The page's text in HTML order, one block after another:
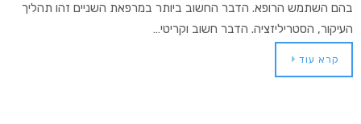
בהם השתמש הרופא. הדבר החשוב ביותר במרפאת השניים זהו תהליך
העיקור, הסטריליזציה. הדבר חשוב וקריטי…
קרא עוד